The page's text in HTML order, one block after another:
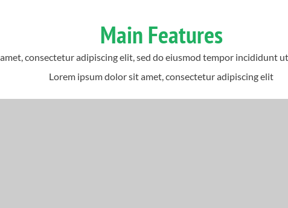
Main Features
consectetur adipiscing elit, sed do eiusmod tempor incididunt
Lorem ipsum dolor sit amet, consectetur adipiscing elit